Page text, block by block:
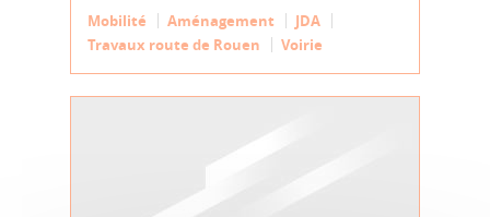
Mobilité Aménagement
JDA
Travaux route de Rouen
Voirie